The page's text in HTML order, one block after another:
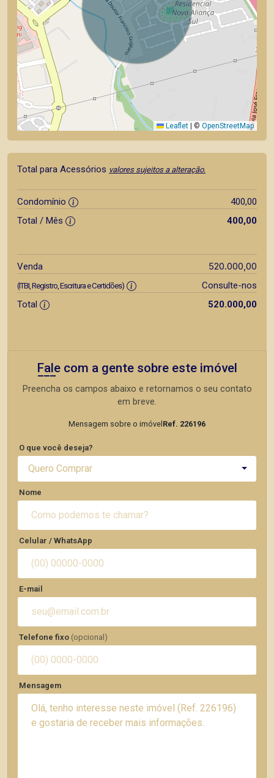
Leaflet © OpenStreetMap
Total para Acessórios valores sujeitos a alteração.
Condomínio
400,00
Total / Mês
400,00
Venda 520.000,00
(ITBI, Registro, Escritura e Certidões)
Consulte-nos
Total
520.000,00
Fale com a gente sobre este imóvel
Preencha os campos abaixo e retornamos o seu contato
em breve.
Mensagem sobre o imóvel Ref. 226196
O que você deseja?
Quero Comprar
Nome
Celular / WhatsApp
E-mail
Telefone fixo (opcional)
Mensagem